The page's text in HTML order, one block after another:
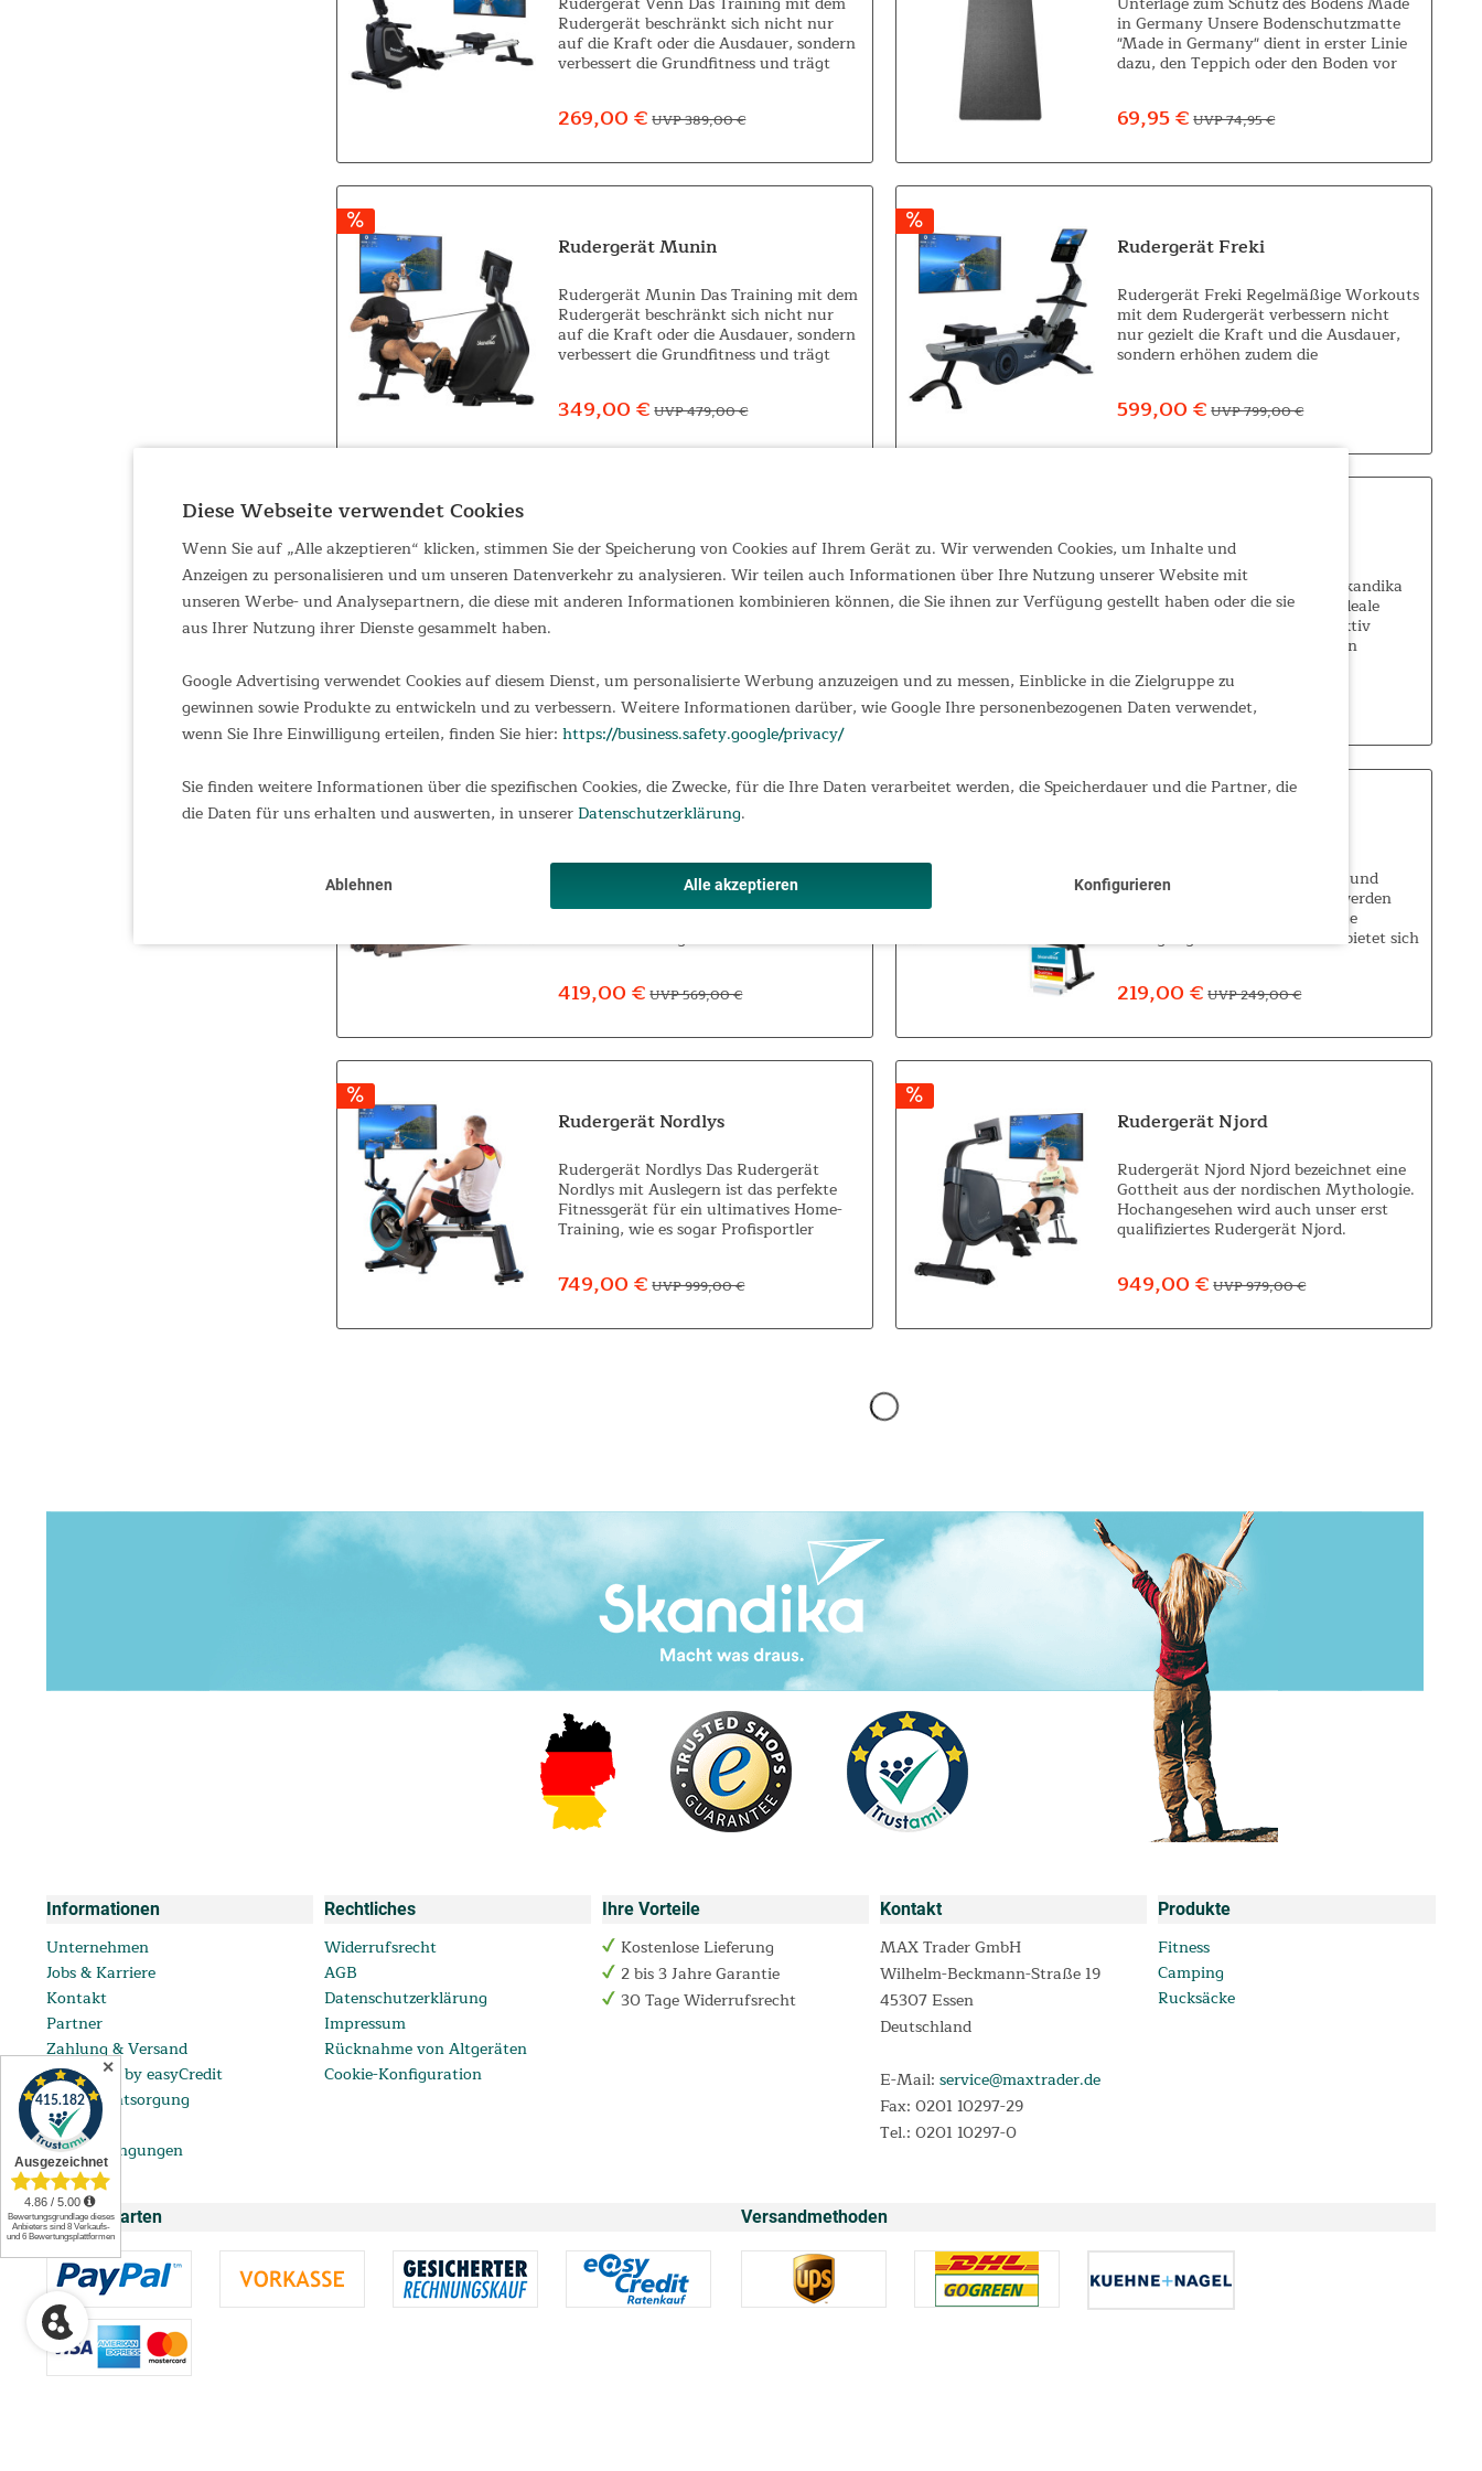
Rudergerät beschränkt sich nicht nur
auf die Kraft oder die Ausdauer, sondern
verbessert die Grundfitness und trägt
für...
269,00 € UVP 389,00 €
in Germany Unsere Bodenschutzmatte
"Made in Germany" dient in erster Linie
dazu, den Teppich oder den Boden vor
Fitnessgeräten...
69,95 € UVP 74,95 €
Rudergerät Munin
Rudergerät Munin Das Training mit dem
Rudergerät beschränkt sich nicht nur
auf die Kraft oder die Ausdauer, sondern
verbessert die Grundfitness und trägt
349,00 € UVP 479,00 €
Rudergerät Freki
Rudergerät Freki Regelmäßige Workouts
mit dem Rudergerät verbessern nicht
nur gezielt die Kraft und die Ausdauer,
sondern erhöhen zudem die
Lebensweise bei....
599,00 € UVP 799,00 €
Rudergerät Freki Plus
Rudergerät Freki Plus Rudern ist ein
gelenkschonendes Ganzkörpertraining,
Muskelgruppen in Armen, Rumpf und
den Beinen gestärkt....
749,00 € UVP 929,00 €
Rudergerät Oxford Pro
Rudergerät Oxford Pro Unser Skandika
Rudergerät Oxford Pro ist der ideale
Trainingspartner für alle, die aktiv
bleiben oder ihre Fitness steigern
beansprucht nahezu alle Muskelgruppen
und...
189,00 € UVP 329,00 €
Rudergerät Rovek Das Rudergerät Rovek
von Skandika ist ein stilvolles und
praktisches Gerät für zuhause. Die
419,00 € UVP 569,00 €
Rudergerät Venn P5-M Wer fit und
gesund bleiben oder es wieder werden
möchte, kommt um regelmäßige
Bewegung nicht herum. Dabei bietet sich
werden bei der...
219,00 € UVP 249,00 €
Rudergerät Nordlys
Rudergerät Nordlys Das Rudergerät
Nordlys mit Auslegern ist das perfekte
Fitnessgerät für ein ultimatives Home-
Training, wie es sogar Profisportler
auspowern und...
749,00 € UVP 999,00 €
Rudergerät Njord
Rudergerät Njord Njord bezeichnet eine
Gottheit aus der nordischen Mythologie.
Hochangesehen wird auch unser erst
qualifiziertes Rudergerät Njord.
bietet sich...
949,00 € UVP 979,00 €
Informationen
Unternehmen
Jobs & Karriere
Kontakt
Partner
Zahlung & Versand
ratenkauf by easyCredit
Batterieentsorgung
FAQ
Lieferbedingungen
Rechtliches
Widerrufsrecht
AGB
Datenschutzerklärung
Impressum
Rücknahme von Altgeräten
Cookie-Konfiguration
Ihre Vorteile
Kostenlose Lieferung
2 bis 3 Jahre Garantie
30 Tage Widerrufsrecht
Kontakt
MAX Trader GmbH
Wilhelm-Beckmann-Straße 19
45307 Essen
Deutschland
E-Mail: service@maxtrader.de
Fax: 0201 10297-29
Tel.: 0201 10297-0
Produkte
Fitness
Camping
Rucksäcke
Zahlungsarten Versandmethoden
Diese Webseite verwendet Cookies
Wenn Sie auf „Alle akzeptieren“ klicken, stimmen Sie der Speicherung von Cookies auf Ihrem Gerät zu. Wir verwenden Cookies, um Inhalte und
Anzeigen zu personalisieren und um unseren Datenverkehr zu analysieren. Wir teilen auch Informationen über Ihre Nutzung unserer Website mit
unseren Werbe- und Analysepartnern, die diese mit anderen Informationen kombinieren können, die Sie ihnen zur Verfügung gestellt haben oder die sie
aus Ihrer Nutzung ihrer Dienste gesammelt haben.
Google Advertising verwendet Cookies auf diesem Dienst, um personalisierte Werbung anzuzeigen und zu messen, Einblicke in die Zielgruppe zu
gewinnen sowie Produkte zu entwickeln und zu verbessern. Weitere Informationen darüber, wie Google Ihre personenbezogenen Daten verwendet,
wenn Sie Ihre Einwilligung erteilen, finden Sie hier: https://business.safety.google/privacy/
Sie finden weitere Informationen über die spezifischen Cookies, die Zwecke, für die Ihre Daten verarbeitet werden, die Speicherdauer und die Partner, die
die Daten für uns erhalten und auswerten, in unsererDatenschutzerklärung.
Ablehnen Alle akzeptieren Konfigurieren
✕